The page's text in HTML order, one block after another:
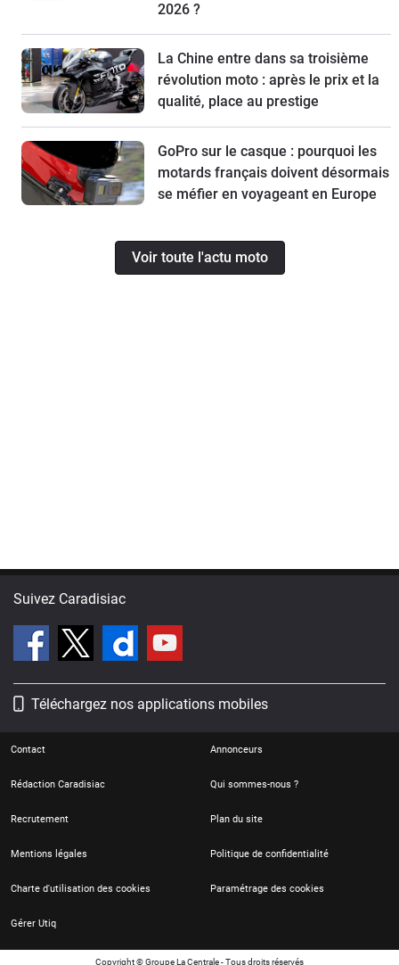
2026 ?
La Chine entre dans sa troisième
révolution moto : après le prix et la
qualité, place au prestige
GoPro sur le casque : pourquoi les
motards français doivent désormais
se méfier en voyageant en Europe
Voir toute l'actu moto
Suivez Caradisiac
Téléchargez nos applications mobiles
Contact Annonceurs
Rédaction Caradisiac Qui sommes-nous ?
Recrutement Plan du site
Mentions légales Politique de confidentialité
Charte d'utilisation des cookies Paramétrage des cookies
Gérer Utiq
Copyright © Groupe La Centrale - Tous droits réservés